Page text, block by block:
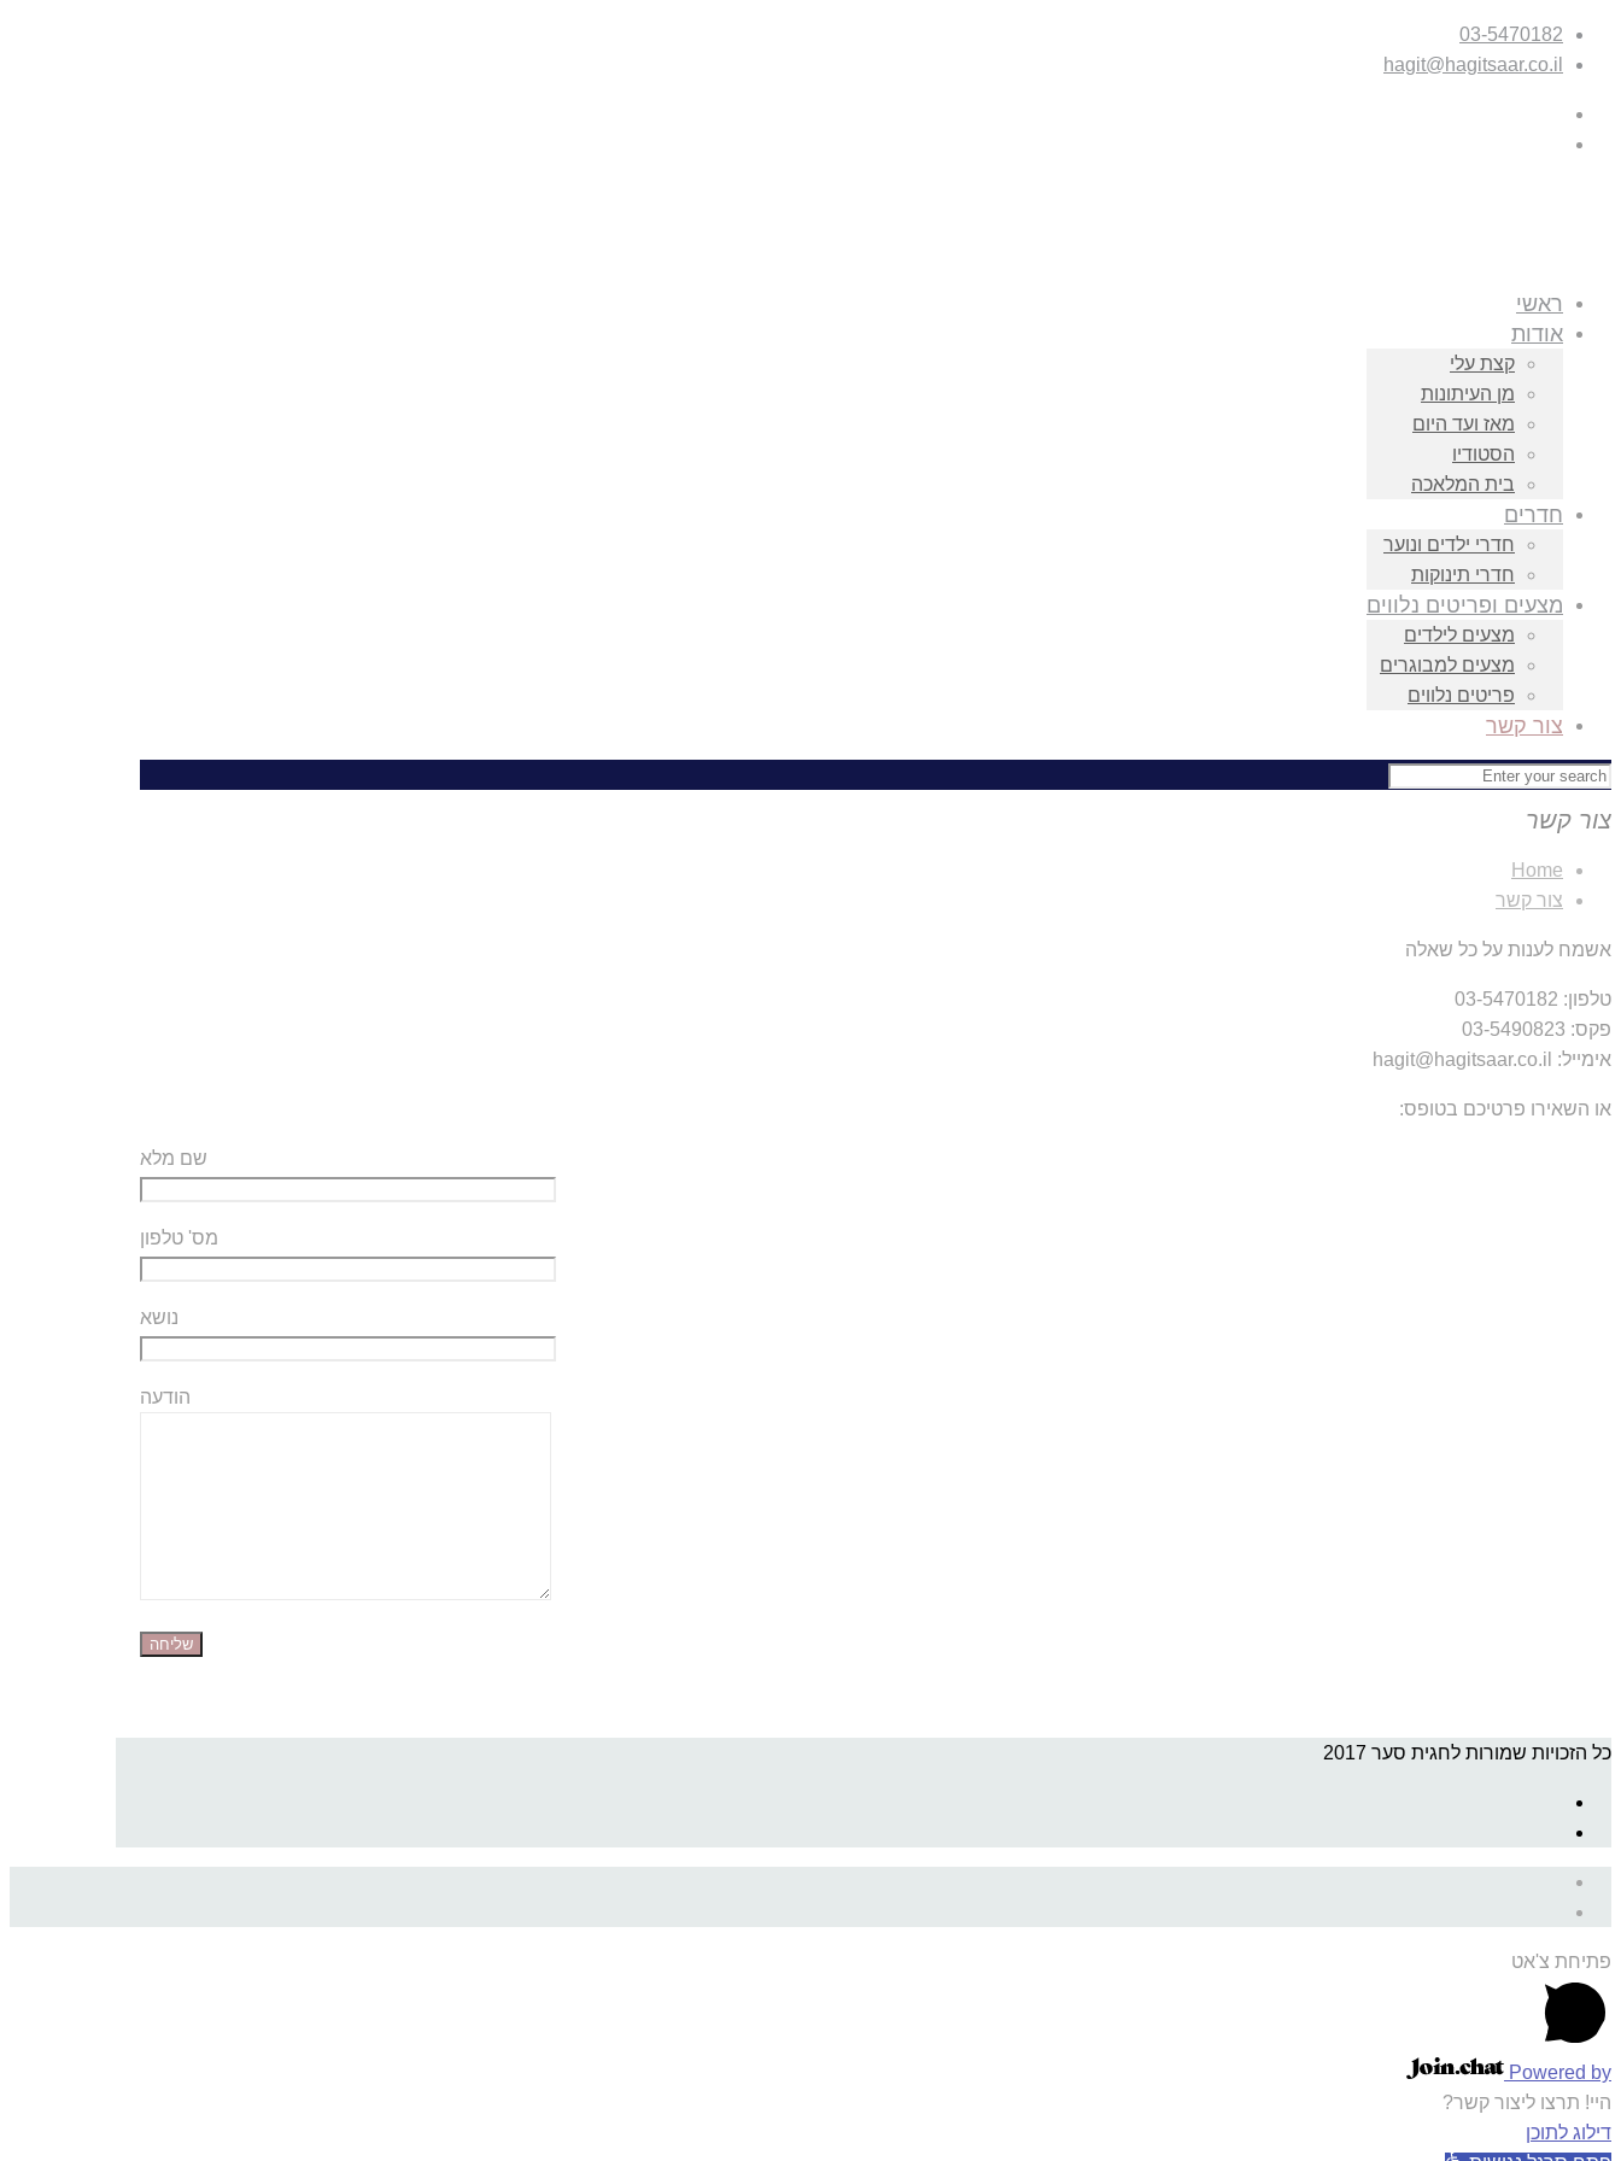
03-5470182
hagit@hagitsaar.co.il
ראשי
אודות
קצת עלי
מן העיתונות
מאז ועד היום
הסטודיו
בית המלאכה
חדרים
חדרי ילדים ונוער
חדרי תינוקות
מצעים ופריטים נלווים
מצעים לילדים
מצעים למבוגרים
פריטים נלווים
צור קשר
צור קשר
Home
צור קשר
אשמח לענות על כל שאלה
טלפון: 03-5470182
פקס: 03-5490823
אימייל: hagit@hagitsaar.co.il
או השאירו פרטיכם בטופס:
שם מלא
מס' טלפון
נושא
הודעה
כל הזכויות שמורות לחגית סער 2017
פתיחת צ'אט
Powered by
היי! תרצו ליצור קשר?
דילוג לתוכן